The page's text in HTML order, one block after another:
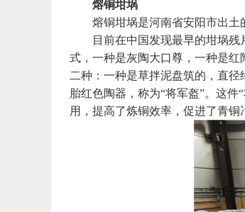
熔铜坩埚
熔铜坩埚是河南省安阳市出土
目前在中国发现最早的坩埚残
式，一种是灰陶大口尊，一种是
二种：一种是草拌泥盘筑的，直
胎红色陶器，称为“将军盔”。这
用，提高了炼铜效率，促进了青铜